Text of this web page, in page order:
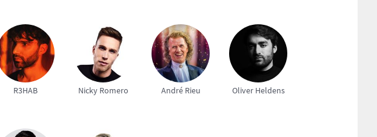
R3HAB Nicky Romero André Rieu Oliver Heldens